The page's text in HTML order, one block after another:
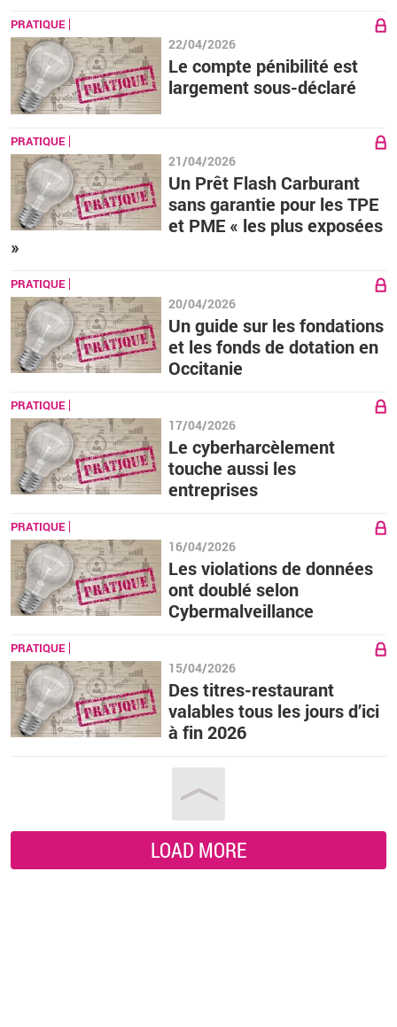
PRATIQUE
22/04/2026
Le compte pénibilité est
largement sous-déclaré
PRATIQUE
21/04/2026
Un Prêt Flash Carburant
sans garantie pour les TPE
et PME « les plus exposées
»
PRATIQUE
20/04/2026
Un guide sur les fondations
et les fonds de dotation en
Occitanie
PRATIQUE
17/04/2026
Le cyberharcèlement
touche aussi les
entreprises
PRATIQUE
16/04/2026
Les violations de données
ont doublé selon
Cybermalveillance
PRATIQUE
15/04/2026
Des titres-restaurant
valables tous les jours d’ici
à fin 2026
LOAD MORE